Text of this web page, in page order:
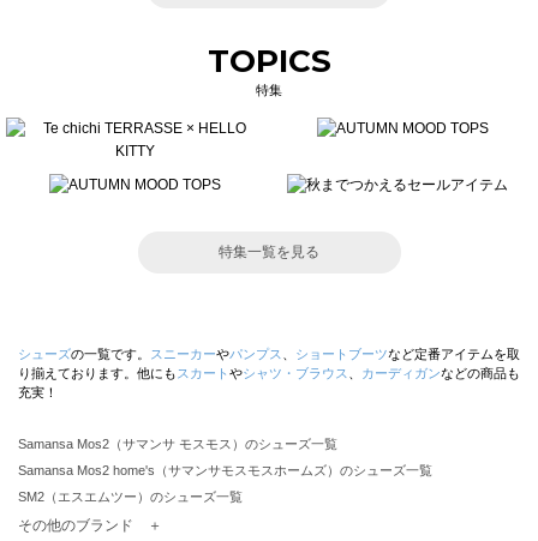
TOPICS
特集
特集一覧を見る
シューズの一覧です。 スニーカーやパンプス ショートブーツなど定番アイテムを取
り揃えております。他にも スカート やシャツ・ブラウス カーディガンなどの商品も
充実！
Samansa Mos2（サマンサ モスモス）のシューズ一覧
Samansa Mos2 home's（サマンサモスモスホームズ）のシューズ一覧
SM2（エスエムツー）のシューズ一覧
TSUHARU by Samansa Mos2（ツハルバイサマンサモスモス）のシューズ一覧
その他のブランド ＋